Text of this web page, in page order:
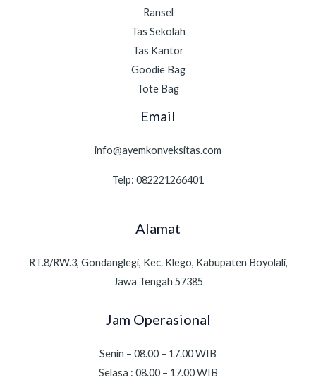
Ransel
Tas Sekolah
Tas Kantor
Goodie Bag
Tote Bag
Email
info@ayemkonveksitas.com
Telp: 082221266401
Alamat
RT.8/RW.3, Gondanglegi, Kec. Klego, Kabupaten Boyolali,
Jawa Tengah 57385
Jam Operasional
Senin – 08.00 – 17.00 WIB
Selasa : 08.00 – 17.00 WIB